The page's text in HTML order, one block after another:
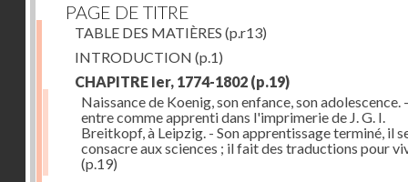
PAGE DE TITRE
TABLE DES MATIÈRES (p.r13)
INTRODUCTION (p.1)
CHAPITRE Ier, 1774-1802 (p.19)
Naissance de Koenig, son enfance, son adolescence.
entre comme apprenti dans l'imprimerie de J. G. I.
Breitkopf, à Leipzig. - Son apprentissage terminé, il
consacre aux sciences ; il fait des traductions pour
(p.19)